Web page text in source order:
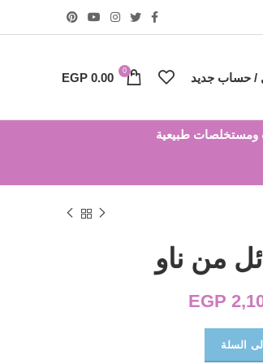
/ حساب جديد 0
EGP 0.00
ومستخلصات طبيعية
من ناو
السعر الأصلي هو:
EGP
السلة